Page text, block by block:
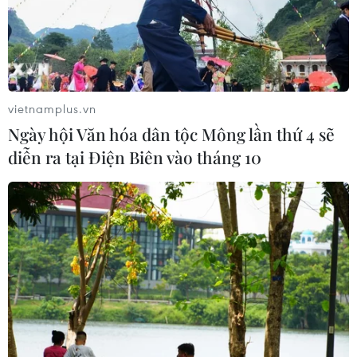
phục vụ người dân trong mùa Hè
nắng nóng
06/08/2026 03:02
Bất chấp nắng nóng kỷ lục, du khách
châu Á vẫn đổ sang châu Âu
05/08/2026 23:27
Đâm dao ở trung tâm London, một
nữ nghi phạm bị bắt giữ
05/08/2026 15:07
Công an Lào Cai kịp thời cứu nạn, hỗ
trợ người dân trong tình huống khẩn
vietnamplus.vn
Ngày hội Văn hóa dân tộc Mông lần thứ 4 sẽ
diễn ra tại Điện Biên vào tháng 10